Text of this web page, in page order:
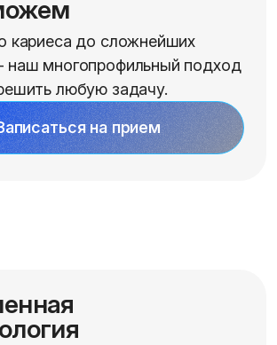
кариеса до сложнейших
наш многопрофильный подход
любую задачу.
на прием